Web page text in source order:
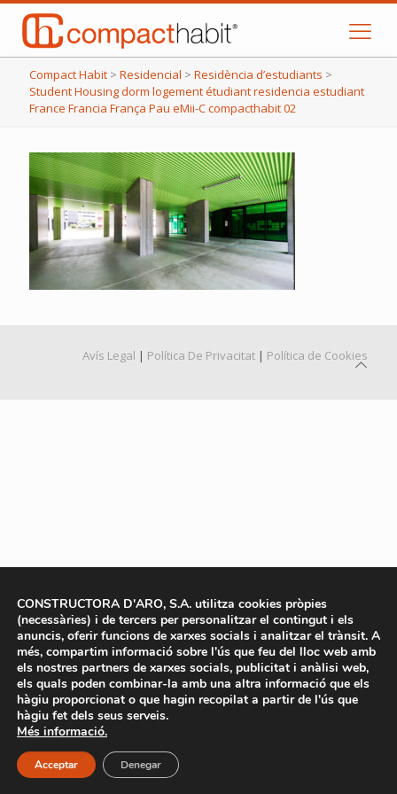
Compact Habit > Residencial > Residència d’estudiants >
Student Housing dorm logement étudiant residencia estudiant
France Francia França Pau eMii-C compacthabit 02
Avís Legal | Política De Privacitat | Política de Cookies
CONSTRUCTORA D'ARO, S.A. utilitza cookies pròpies
(necessàries) i de tercers per personalitzar el contingut i els
anuncis, oferir funcions de xarxes socials i analitzar el trànsit. A
més, compartim informació sobre l'ús que feu del lloc web amb
els nostres partners de xarxes socials, publicitat i anàlisi web,
els quals poden combinar-la amb una altra informació que els
hàgiu proporcionat o que hagin recopilat a partir de l'ús que
hàgiu fet dels seus serveis.
Més informació.
Acceptar Denegar